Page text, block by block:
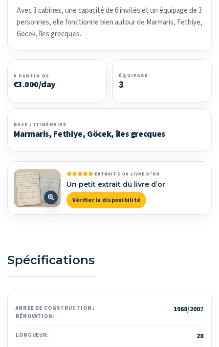
Avec 3 cabines, une capacité de 6 invités et un équipage de 3
personnes, elle fonctionne bien autour de Marmaris, Fethiye,
Göcek, îles grecques.
À PARTIR DE
€3.000/day
ÉQUIPAGE
3
BASE / ITINÉRAIRE
Marmaris, Fethiye, Göcek, îles grecques
EXTRAITS DU LIVRE D’OR
Un petit extrait du livre d’or
Vérifier la disponibilité
Spécifications
ANNÉE DE CONSTRUCTION /
RÉNOVATION:
1968/2007
LONGUEUR: 28